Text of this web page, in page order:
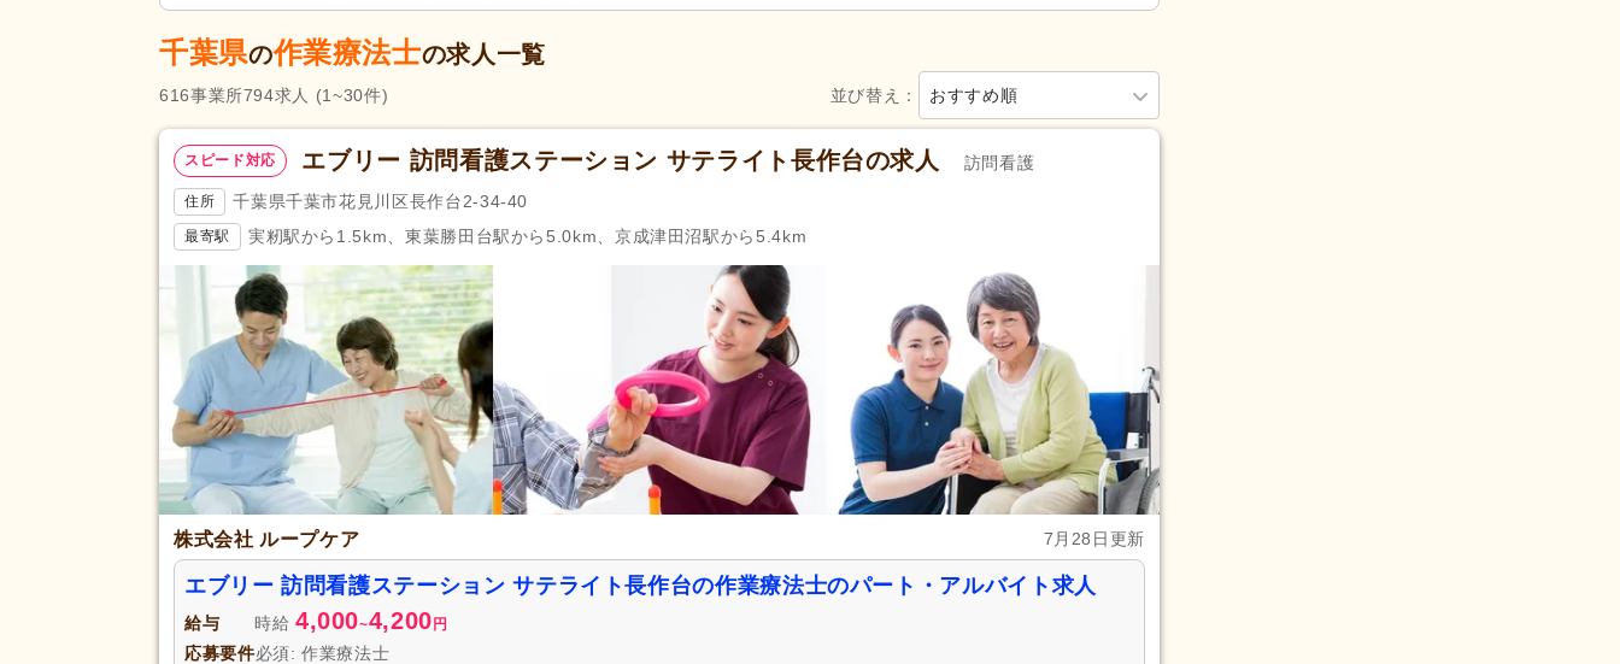
急募(29)
勤務形態
残業ほぼなし 午前のみ可 (57)
週2日から可(26) 週3日から可(37) 週4日から可(7)
シフト相談可 (720)
応募資格 作業療法士(751)
休日・休暇
完全週休2日(143) 4週8休(40)
土日休み(47) 土日祝休み(90) 土曜休み(10)
日曜休み(117) 年間休日110日以上 年間休日120日以上(150)
(700) 育休あり(760) 介護休業 (277)
看護休暇 (216) 夏季休暇(95) 冬季休暇(22)
年末年始休暇(153)
給与・手当
福利厚生
賞与あり
企業年金 昇給あり (765) 復職支援あり (165)
資格取得支援あり
千葉県の作業療法士の求人一覧
並び替え： おすすめ順
616事業所794求人 (1~30件)
スピード対応 エブリー 訪問看護ステーション サテライト長作台の求人 訪問看護
住所 千葉県千葉市花見川区長作台2-34-40
最寄駅 実籾駅から1.5km、東葉勝田台駅から5.0km、京成津田沼駅から5.4km
株式会社 ループケア 7月28日更新
エブリー 訪問看護ステーション サテライト長作台の作業療法士のパート・アルバイト求人
給与 時給 4,000~4,200円
応募要件必須: 作業療法士